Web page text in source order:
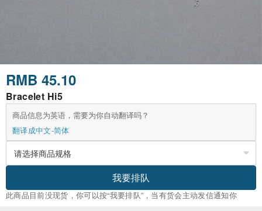
RMB 45.10
Bracelet Hi5
商品信息为英语，需要为你自动翻译吗？
翻译成中文-简体
我要排队
此商品目前没现货，你可以按“我要排队”，当有货会主动发信通知你